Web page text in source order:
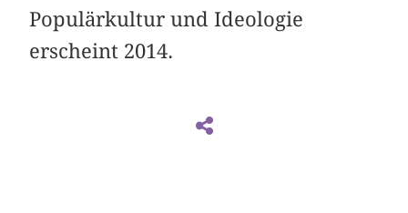
Populärkultur und Ideologie
erscheint 2014.